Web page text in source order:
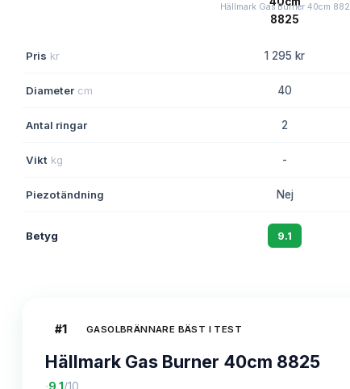
Hällmark Gas Burner 40cm 882
Pris kr 1 295 kr
Diameter cm 40
Antal ringar 2
Vikt kg -
Piezotändning Nej
Betyg 9.1
#1 GASOLBRÄNNARE BÄST I TEST
Hällmark Gas Burner 40cm 8825